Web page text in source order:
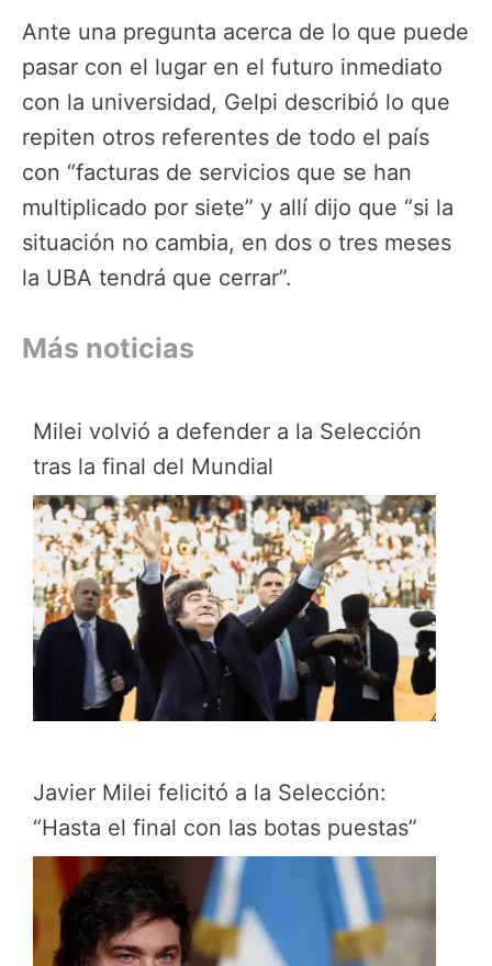
Ante una pregunta acerca de lo que puede
pasar con el lugar en el futuro inmediato
con la universidad, Gelpi describió lo que
repiten otros referentes de todo el país
con “facturas de servicios que se han
multiplicado por siete” y allí dijo que “si la
situación no cambia, en dos o tres meses
la UBA tendrá que cerrar”.
Más noticias
Milei volvió a defender a la Selección
tras la final del Mundial
Javier Milei felicitó a la Selección:
“Hasta el final con las botas puestas”